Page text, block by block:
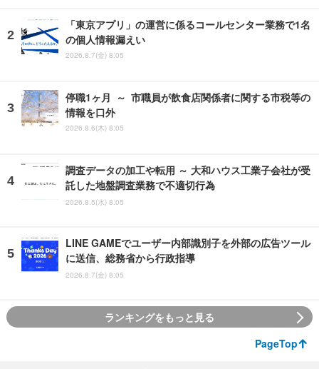
「東京アプリ」の運営に係るコールセンター業務で1名
の個人情報漏えい
2026.8.7(金) 8:05
停職1ヶ月 ～ 市職員が飲食店関係者に関する市税等の
情報を口外
2026.8.6(木) 8:05
調査データの加工や転用 ～ 大和ハウス工業子会社が受
託した地盤調査業務で不適切行為
2026.8.5(水) 8:05
LINE GAMEでユーザー内部識別子を外部の広告ツール
に送信、総務省から行政指導
2026.8.7(金) 8:05
ランキングをもっと見る
PageTop